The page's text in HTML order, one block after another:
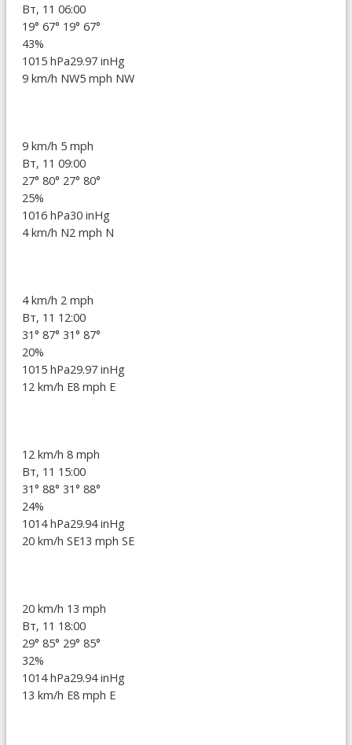
Вт, 11 06:00
19° 67° 19° 67°
43%
1015 hPa29.97 inHg
9 km/h NW5 mph NW
9 km/h 5 mph
Вт, 11 09:00
27° 80° 27° 80°
25%
1016 hPa30 inHg
4 km/h N2 mph N
4 km/h 2 mph
Вт, 11 12:00
31° 87° 31° 87°
20%
1015 hPa29.97 inHg
12 km/h E8 mph E
12 km/h 8 mph
Вт, 11 15:00
31° 88° 31° 88°
24%
1014 hPa29.94 inHg
20 km/h SE13 mph SE
20 km/h 13 mph
Вт, 11 18:00
29° 85° 29° 85°
32%
1014 hPa29.94 inHg
13 km/h E8 mph E